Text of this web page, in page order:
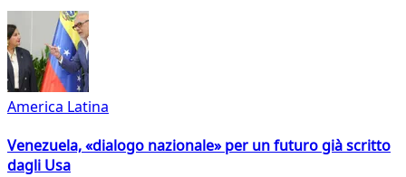
America Latina
Venezuela, «dialogo nazionale» per un futuro già scritto
dagli Usa